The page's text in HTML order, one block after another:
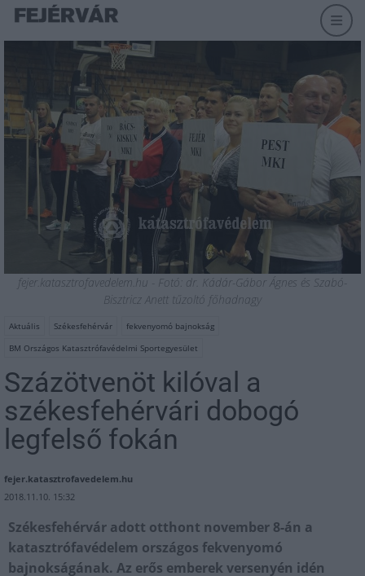
fejer.katasztrofavedelem.hu - Fotó: dr. Kádár-Gábor Ágnes és Szabó-
Bisztricz Anett tűzoltó főhadnagy
Aktuális Székesfehérvár
fekvenyomó bajnokság
BM Országos Katasztrófavédelmi Sportegyesület
Százötvenöt kilóval a
székesfehérvári dobogó
legfelső fokán
fejer.katasztrofavedelem.hu
2018.11.10. 15:32
Székesfehérvár adott otthont november 8-án a
katasztrófavédelem országos fekvenyomó
bajnokságának. Az erős emberek versenyén idén